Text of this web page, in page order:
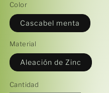
Color
Cascabel menta
Material
Aleación de Zinc
Cantidad